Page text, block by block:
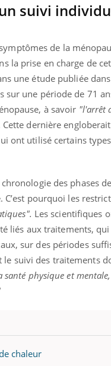
suivi
de la
la prise en charge de
une étude publiée
une période de 71
à savoir "l'arrêt
dernière
ont utilisé certains
des phases
pourquoi les
Les scientifiques
liés aux traitements,
sur des périodes
suivi des traitements
physique et
chaleur